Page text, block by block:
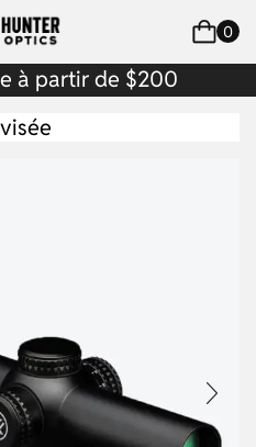
0
à partir de $200